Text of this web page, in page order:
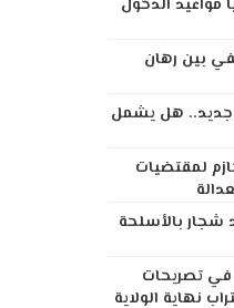
مواعيد الدخول
بين رهان
جديد.. هل يشمل
لمقتضيات
بالأسلحة
تصريحات
نهاية الولاية